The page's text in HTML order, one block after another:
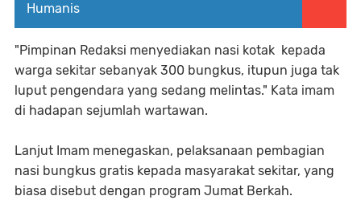
Humanis
"Pimpinan Redaksi menyediakan nasi kotak kepada
warga sekitar sebanyak 300 bungkus, itupun juga tak
luput pengendara yang sedang melintas." Kata imam
di hadapan sejumlah wartawan.
Lanjut Imam menegaskan, pelaksanaan pembagian
nasi bungkus gratis kepada masyarakat sekitar, yang
biasa disebut dengan program Jumat Berkah.